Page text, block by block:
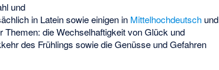
und
in Latein sowie einigen in Mittelhochdeutsch und
die Wechselhaftigkeit von Glück und
des Frühlings sowie die Genüsse und Gefahren